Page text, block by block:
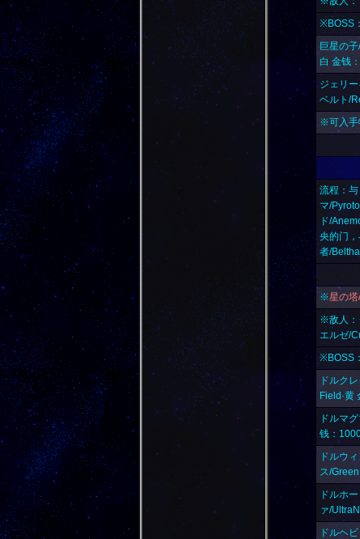
※BOSS：
巨星の
白 金钱
ジェリ
ベルト/
※可入手
流程：
マ/
ド/
央的门
者/
※星の
※敌人：
エルゼ/
※BOSS
ドルク
Field·黄
ドルマ
钱：
ドルウ
ス/
ドルホ
ァ/
ドルヘ